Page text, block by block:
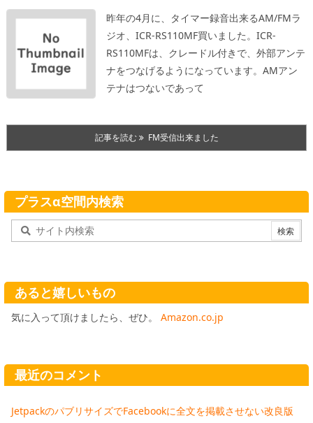
昨年の4月に、タイマー録音出来るAM/FMラ
ジオ、ICR-RS110MF買いました。 ICR-
RS110MFは、クレードル付きで、外部アンテ
ナをつなげるようになっています。 AMアン
テナはつないであって
記事を読む FM受信出来ました
プラスα空間内検索
あると嬉しいもの
気に入って頂けましたら、ぜひ。 Amazon.co.jp
最近のコメント
JetpackのパブリサイズでFacebookに全文を掲載させない改良版